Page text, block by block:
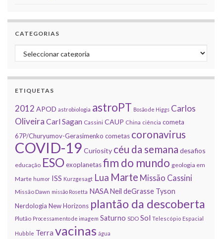
CATEGORIAS
Categorias
ETIQUETAS
2012 APOD astrobiologia astroPT Bosão de Higgs Carlos
Oliveira Carl Sagan Cassini CAUP China ciência cometa
67P/Churyumov-Gerasimenko cometas coronavirus
COVID-19 Curiosity céu da semana desafios
educação ESOexoplanetasfim do mundo geologia em
Marte humor ISS Kurzgesagt Lua Marte Missão Cassini
Missão Dawn missão Rosetta NASANeil deGrasse Tyson
Nerdologia New Horizons plantão da descoberta
Plutão Processamento de imagem Saturno SDO Sol Telescópio Espacial
Hubble Terra vacinas água